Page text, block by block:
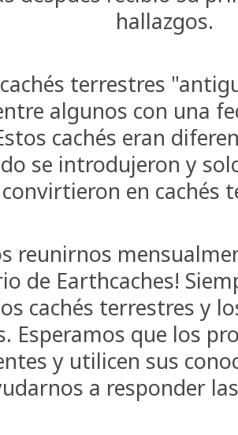
hallazgos.
terrestres
algunos con una
cachés eran
se introdujeron y
convirtieron en cachés
reunirnos
de Earthcaches!
cachés terrestres y
Esperamos que los
y utilicen sus
a responder